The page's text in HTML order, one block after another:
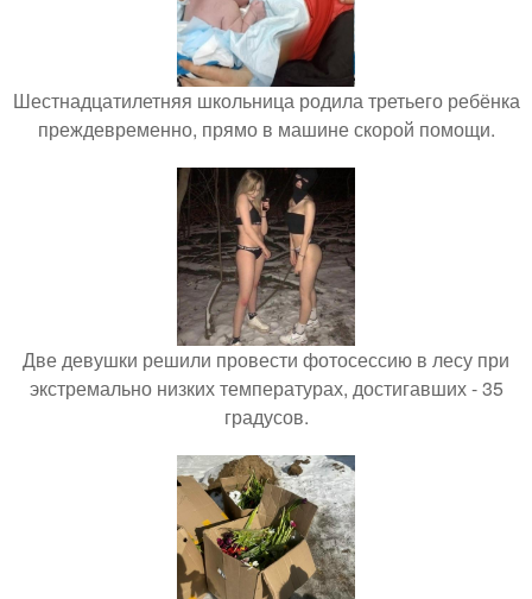
Шестнадцатилетняя школьница родила третьего ребёнка
преждевременно, прямо в машине скорой помощи.
Две девушки решили провести фотосессию в лесу при
экстремально низких температурах, достигавших - 35
градусов.